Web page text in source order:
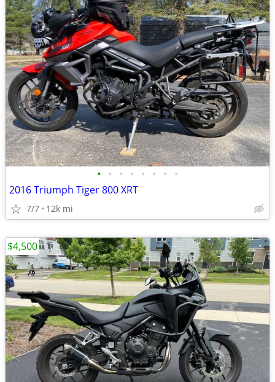
• • • • • • • •
2016 Triumph Tiger 800 XRT
7/7 12k mi
$4,500